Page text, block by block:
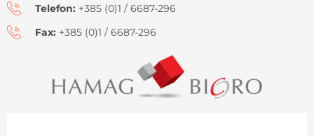
Telefon: +385 (0)1 / 6687-296
Fax: +385 (0)1 / 6687-296